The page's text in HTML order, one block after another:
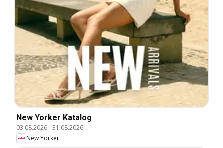
New Yorker Katalog
03.08.2026-31.08.2026
New Yorker